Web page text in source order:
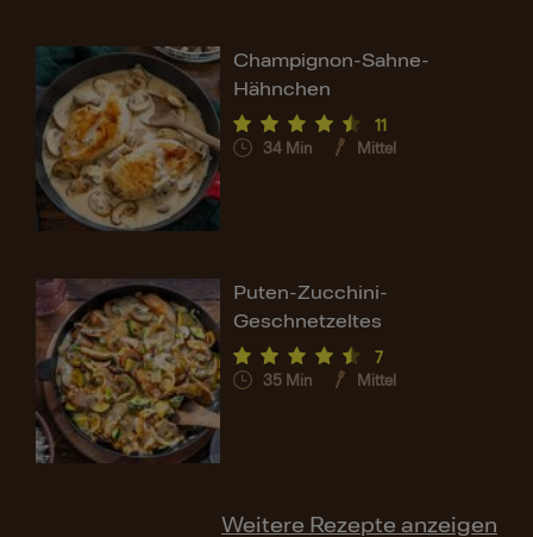
Champignon-Sahne-
Hähnchen
11
34 Min Mittel
Puten-Zucchini-
Geschnetzeltes
7
35 Min Mittel
Weitere Rezepte anzeigen